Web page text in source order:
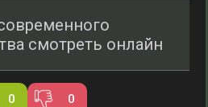
смотреть онлайн
0 0